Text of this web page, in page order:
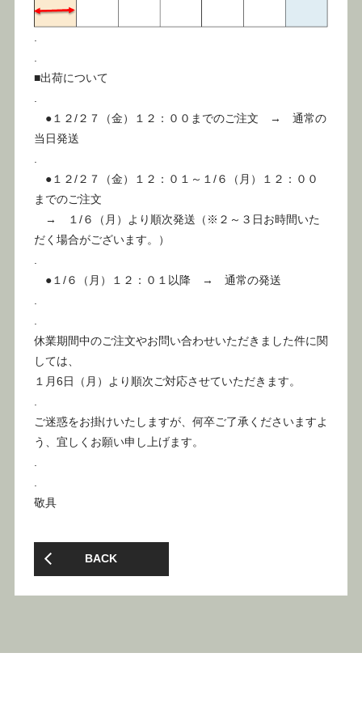
■出荷について
●１２/２７（金）１２：００までのご注文 → 通常の
当日発送
●１２/２７（金）１２：０１～１/６（月）１２：００
までのご注文
→ １/６（月）より順次発送（※２～３日お時間いた
だく場合がございます。）
●１/６（月）１２：０１以降 → 通常の発送
休業期間中のご注文やお問い合わせいただきました件に関
しては、
１月6日（月）より順次ご対応させていただきます。
ご迷惑をお掛けいたしますが、何卒ご了承くださいますよ
う、宜しくお願い申し上げます。
敬具
BACK